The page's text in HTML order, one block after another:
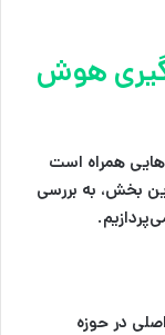
هوش
همراه است
این بخش، به بررسی
در حوزه